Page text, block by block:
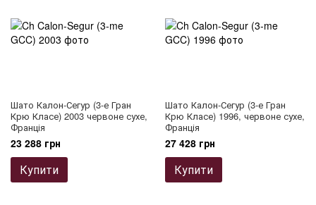
Шато Калон-Сегур (3-е Гран
Крю Класе) 2003 червоне сухе,
Франція
23 288 грн
Купити
Шато Калон-Сегур (3-е Гран
Крю Класе) 1996, червоне сухе,
Франція
27 428 грн
Купити